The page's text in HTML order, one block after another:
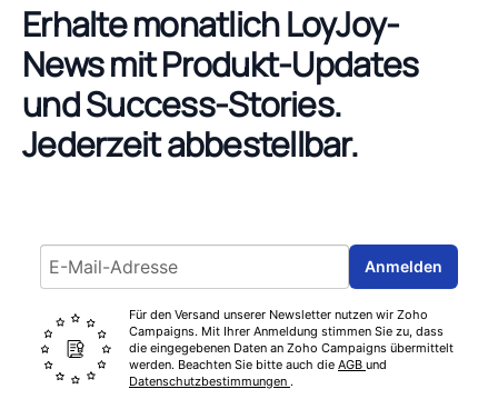
Erhalte monatlich LoyJoy-
News mit Produkt-Updates
und Success-Stories.
Jederzeit abbestellbar.
Email address Anmelden
Für den Versand unserer Newsletter nutzen wir Zoho
Campaigns. Mit Ihrer Anmeldung stimmen Sie zu, dass
die eingegebenen Daten an Zoho Campaigns übermittelt
werden. Beachten Sie bitte auch die AGB und
Datenschutzbestimmungen .